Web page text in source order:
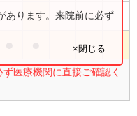
●
医療機関に直接ご確認く
あります。来院前に必ず
×閉じる